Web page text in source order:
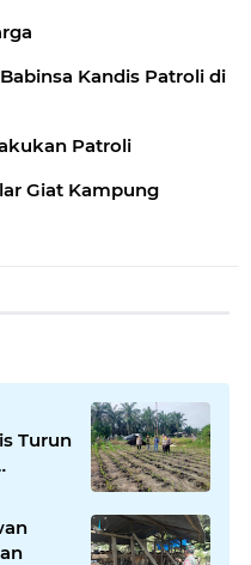
Kandis Patroli di
Patroli
Giat Kampung
Turun